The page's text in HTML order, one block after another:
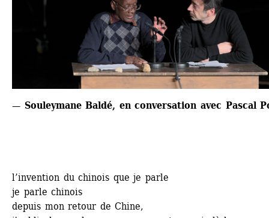
— Souleymane Baldé, en conversation avec Pascal
l’invention du chinois que je parle
je parle chinois
depuis mon retour de Chine,